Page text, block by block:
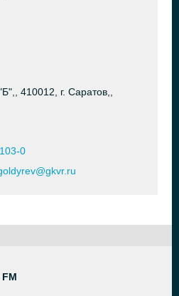
410012, г. Саратов,,
0